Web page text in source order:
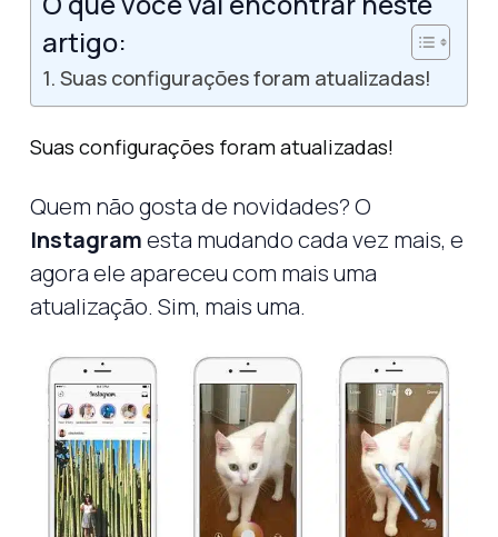
artigo:
Suas configurações foram atualizadas!
Suas configurações foram atualizadas!
Quem não gosta de novidades? O
Instagramesta mudando cada vez mais, e
agora ele apareceu com mais uma
atualização. Sim, mais uma.